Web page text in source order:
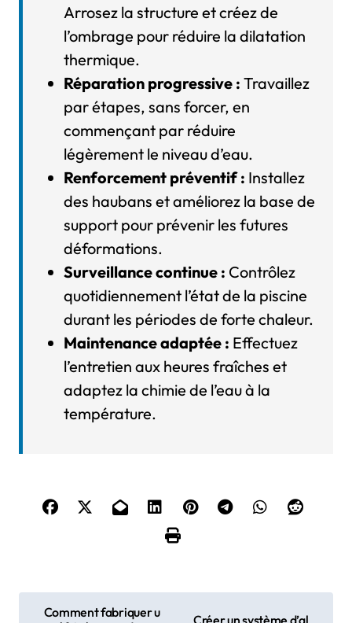
Arrosez la structure et créez de
l’ombrage pour réduire la dilatation
thermique.
Réparation progressive : Travaillez
par étapes, sans forcer, en
commençant par réduire
légèrement le niveau d’eau.
Renforcement préventif : Installez
des haubans et améliorez la base de
support pour prévenir les futures
déformations.
Surveillance continue : Contrôlez
quotidiennement l’état de la piscine
durant les périodes de forte chaleur.
Maintenance adaptée : Effectuez
l’entretien aux heures fraîches et
adaptez la chimie de l’eau à la
température.
Comment fabriquer u
Créer un système d’al